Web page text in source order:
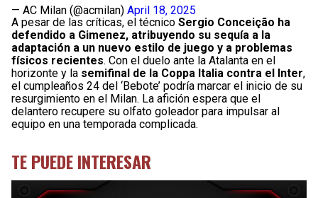
— AC Milan (@acmilan) April 18, 2025
A pesar de las críticas, el técnico Sergio Conceição ha
defendido a Gimenez, atribuyendo su sequía a la
adaptación a un nuevo estilo de juego y a problemas
físicos recientes. Con el duelo ante la Atalanta en el
horizonte y la semifinal de la Coppa Italia contra el Inter,
el cumpleaños 24 del ‘Bebote’ podría marcar el inicio de su
resurgimiento en el Milan. La afición espera que el
delantero recupere su olfato goleador para impulsar al
equipo en una temporada complicada.
TE PUEDE INTERESAR